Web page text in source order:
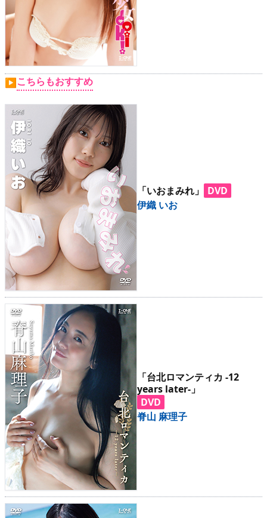
▶こちらもおすすめ
「いおまみれ」
DVD
伊織 いお
「台北ロマンティカ -12
years later-」
DVD
脊山 麻理子